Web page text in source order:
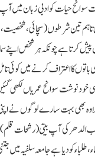
حیات کو ادبی زبان میں
تاہم تین شرطوں
کرتا ہے چونکہ ہر شخص اپنے
کا اعتراف کرنے میں کوئی
خود نوشت سوانح عمریاں لکھی
بھی بہت سارے لوگوں نے
الدھر کی آپ بیتی
ہے جامعہ سلفیہ